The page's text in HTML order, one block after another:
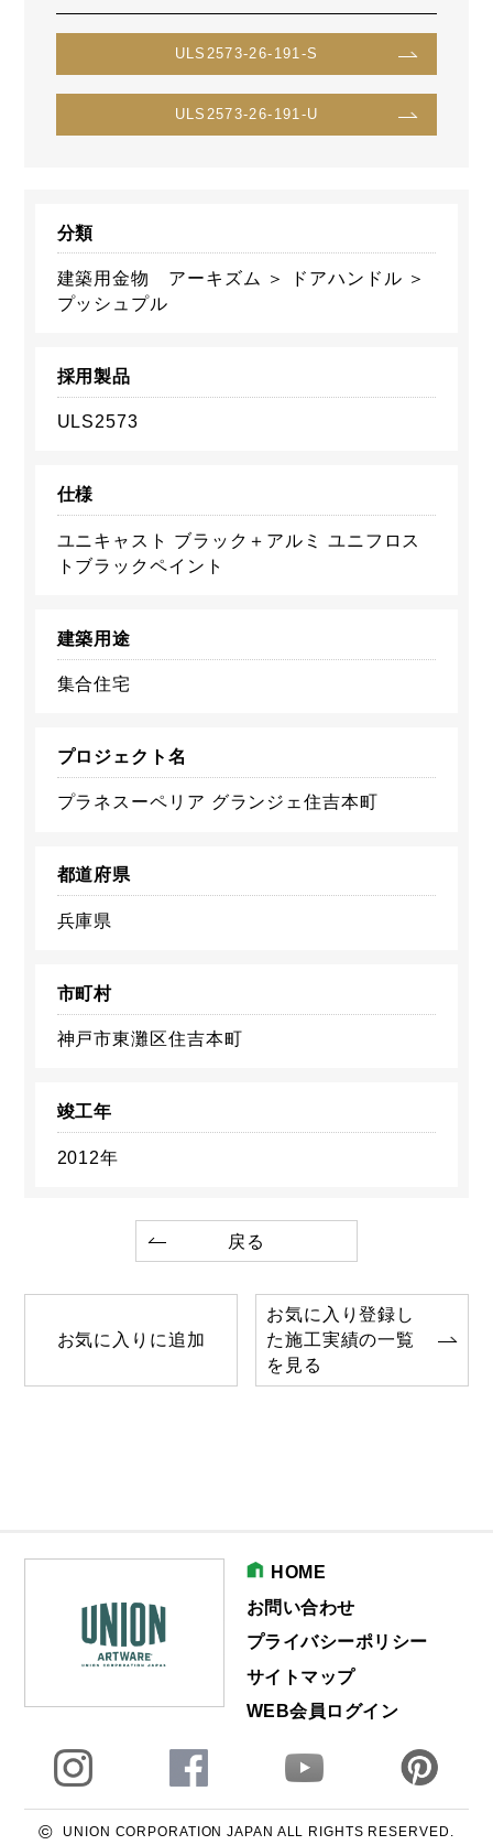
ULS2573-26-191-S
ULS2573-26-191-U
分類
建築用金物 アーキズム ＞ ドアハンドル ＞
プッシュプル
採用製品
ULS2573
仕様
ユニキャスト ブラック＋アルミ ユニフロス
トブラックペイント
建築用途
集合住宅
プロジェクト名
プラネスーペリア グランジェ住吉本町
都道府県
兵庫県
市町村
神戸市東灘区住吉本町
竣工年
2012年
戻る
お気に入りに追加
お気に入り登録し
た施工実績の一覧
を見る
HOME
お問い合わせ
プライバシーポリシー
サイトマップ
WEB会員ログイン
© UNION CORPORATION JAPAN ALL RIGHTS RESERVED.